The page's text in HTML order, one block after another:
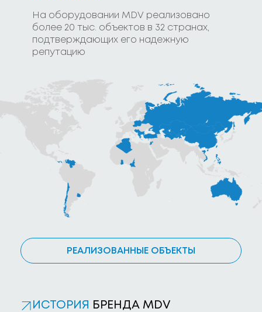
На оборудовании MDV реализовано
более 20 тыс. объектов в 32 странах,
подтверждающих его надежную
репутацию
РЕАЛИЗОВАННЫЕ ОБЪЕКТЫ
ИСТОРИЯ БРЕНДА MDV